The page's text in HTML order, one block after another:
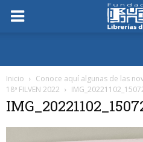
Inicio
Conoce aquí algunas de las
18ª FILVEN 2022